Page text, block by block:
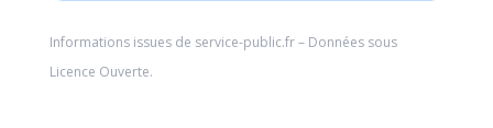
Informations issues de service-public.fr– Données sous
Licence Ouverte.